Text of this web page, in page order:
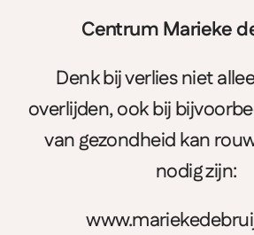
Centrum Marieke
Denk bij verlies niet
overlijden, ook bij
van gezondheid kan
nodig zijn: